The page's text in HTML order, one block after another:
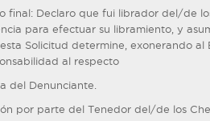
final: Declaro que fui librador del/de
para efectuar su libramiento, y
Solicitud determine, exonerando al
al respecto
del Denunciante.
por parte del Tenedor del/de los